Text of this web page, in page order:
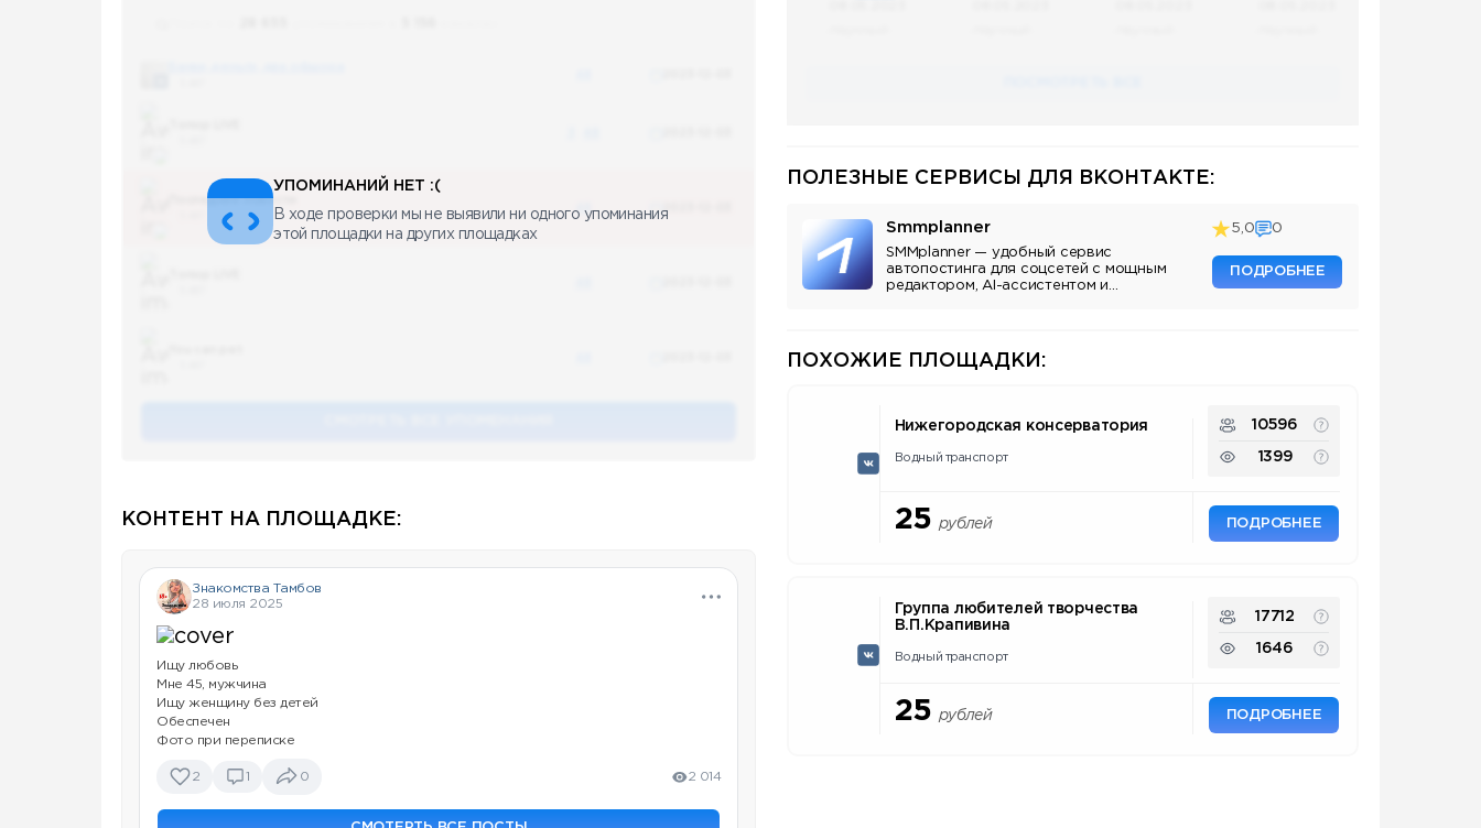
Последние новости
УПОМИНАНИЙ НЕТ :(
В ходе проверки мы не выявили ни одного упоминания
этой площадки на других площадках
КОНТЕНТ НА ПЛОЩАДКЕ:
Знакомства Тамбов
28 июля 2025
Ищу любовь
Мне 45, мужчина
Ищу женщину без детей
Обеспечен
Фото при переписке
2 1 0 2 014
ПОЛЕЗНЫЕ СЕРВИСЫ ДЛЯ ВКОНТАКТЕ:
Smmplanner
SMMplanner — удобный сервис
автопостинга для соцсетей с мощным
редактором, AI-ассистентом и
5,0 0
ПОДРОБНЕЕ
ПОХОЖИЕ ПЛОЩАДКИ:
Нижегородская консерватория
Водный транспорт
10596
1399
25 рублей ПОДРОБНЕЕ
Группа любителей творчества
В.П.Крапивина
Водный транспорт
17712
1646
25 рублей ПОДРОБНЕЕ